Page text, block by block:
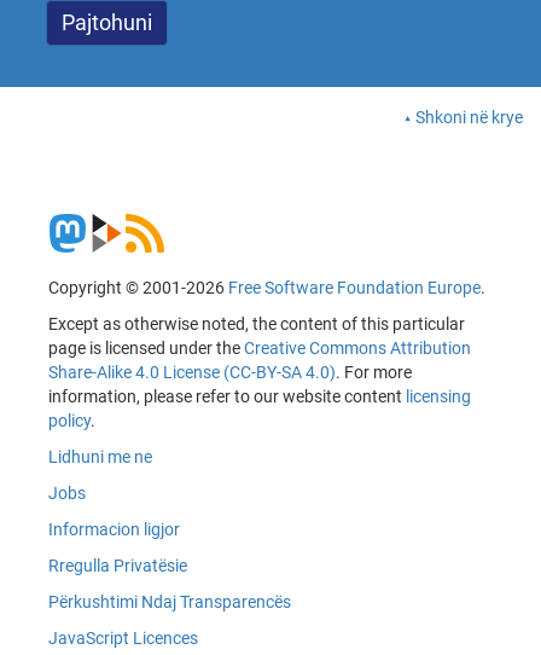
Shkoni në krye
Copyright © 2001-2026 Free Software Foundation Europe.
Except as otherwise noted, the content of this particular
page is licensed under theCreative Commons Attribution
Share-Alike 4.0 License (CC-BY-SA 4.0). For more
information, please refer to our website content licensing
policy.
Lidhuni me ne
Jobs
Informacion ligjor
Rregulla Privatësie
Përkushtimi Ndaj Transparencës
JavaScript Licences